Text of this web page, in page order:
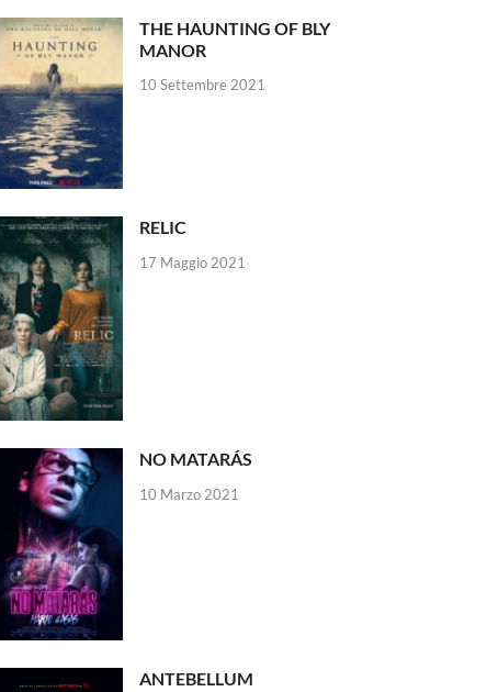
THE HAUNTING OF BLY
MANOR
10 Settembre 2021
RELIC
17 Maggio 2021
NO MATARÁS
10 Marzo 2021
ANTEBELLUM